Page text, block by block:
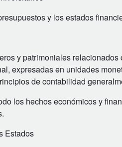
y los estados
y patrimoniales
expresadas en unidades
de contabilidad
los hechos económicos y
Estados